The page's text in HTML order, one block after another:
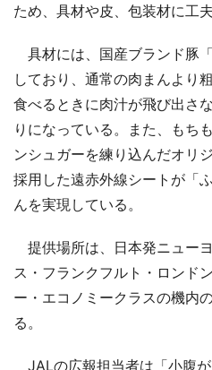
ため、具材や皮、包装材に工
具材には、国産ブランド豚
しており、通常の肉まんより
食べるときに肉汁が飛び出さ
りになっている。また、もち
ンシュガーを練り込んだオリ
採用した遠赤外線シートが「
んを実現している。
提供場所は、日本発ニュー
ス・フランクフルト・ロンド
ー・エコノミークラスの機内
る。
JALの広報担当者は「小腹